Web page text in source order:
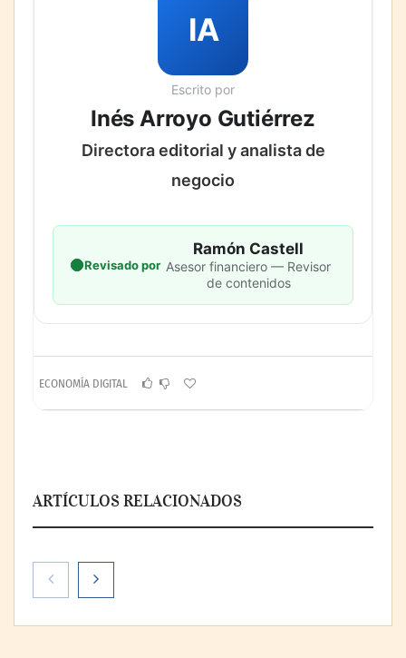
IA
Escrito por
Inés Arroyo Gutiérrez
Directora editorial y analista de
negocio
Revisado por
Ramón Castell
Asesor financiero — Revisor
de contenidos
ECONOMÍA DIGITAL
ARTÍCULOS RELACIONADOS